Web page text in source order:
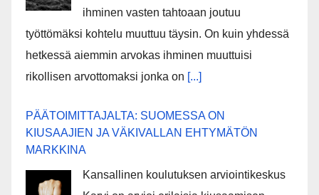
ihminen vasten tahtoaan joutuu
työttömäksi kohtelu muuttuu täysin. On kuin yhdessä
hetkessä aiemmin arvokas ihminen muuttuisi
rikollisen arvottomaksi jonka on [...]
PÄÄTOIMITTAJALTA: SUOMESSA ON
KIUSAAJIEN JA VÄKIVALLAN EHTYMÄTÖN
MARKKINA
Kansallinen koulutuksen arviointikeskus